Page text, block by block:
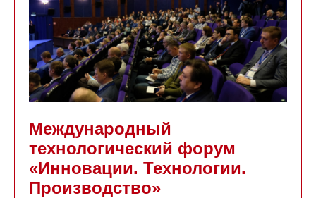
Международный
технологический форум
«Инновации. Технологии.
Производство»